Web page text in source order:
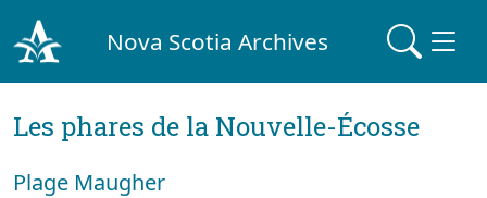
Nova Scotia Archives
Les phares de la Nouvelle-Écosse
Plage Maugher